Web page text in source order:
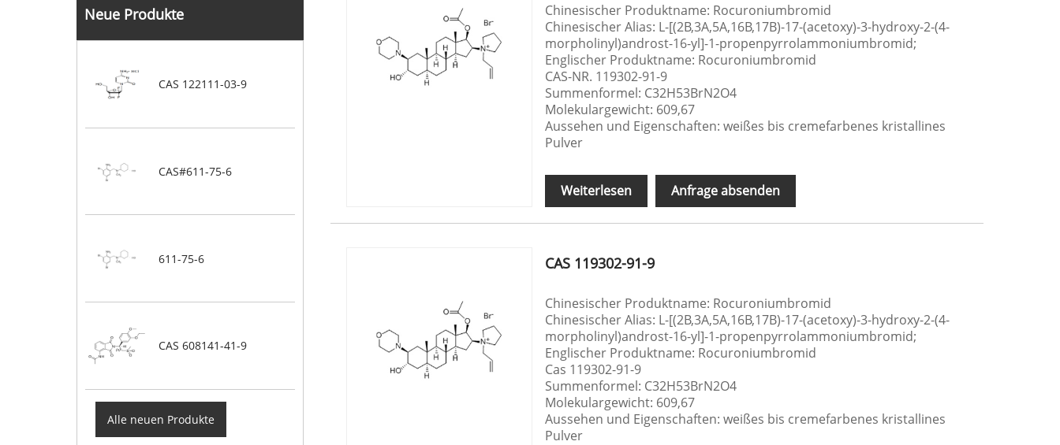
Neue Produkte
CAS 122111-03-9
CAS#611-75-6
611-75-6
CAS 608141-41-9
Alle neuen Produkte
Chinesischer Produktname: Rocuroniumbromid
Chinesischer Alias: L-[(2Β,3Α,5Α,16Β,17Β)-17-(acetoxy)-3-hydroxy-2-(4-
morpholinyl)androst-16-yl]-1-propenpyrrolammoniumbromid;
Englischer Produktname: Rocuroniumbromid
CAS-NR. 119302-91-9
Summenformel: C32H53BrN2O4
Molekulargewicht: 609,67
Aussehen und Eigenschaften: weißes bis cremefarbenes kristallines
Pulver
Weiterlesen Anfrage absenden
CAS 119302-91-9
Chinesischer Produktname: Rocuroniumbromid
Chinesischer Alias: L-[(2Β,3Α,5Α,16Β,17Β)-17-(acetoxy)-3-hydroxy-2-(4-
morpholinyl)androst-16-yl]-1-propenpyrrolammoniumbromid;
Englischer Produktname: Rocuroniumbromid
Cas 119302-91-9
Summenformel: C32H53BrN2O4
Molekulargewicht: 609,67
Aussehen und Eigenschaften: weißes bis cremefarbenes kristallines
Pulver